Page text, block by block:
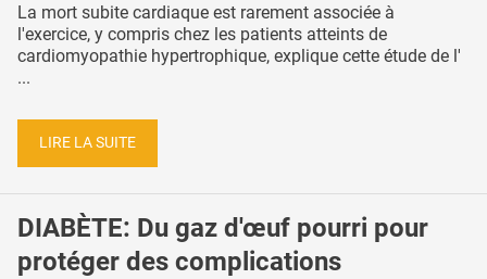
La mort subite cardiaque est rarement associée à
l'exercice, y compris chez les patients atteints de
cardiomyopathie hypertrophique, explique cette étude de l'
...
LIRE LA SUITE
DIABÈTE: Du gaz d'œuf pourri pour
protéger des complications